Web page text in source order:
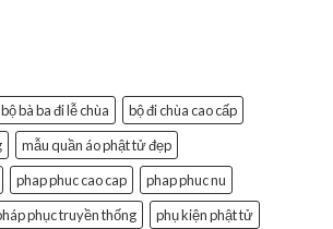
bộ bà ba đi lễ chùa
bộ đi chùa cao cấp
mẫu quần áo phật tử đẹp
phap phuc cao cap
phap phuc nu
phục truyền thống phụ kiện phật tử